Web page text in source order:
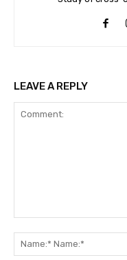
LEAVE A REPLY